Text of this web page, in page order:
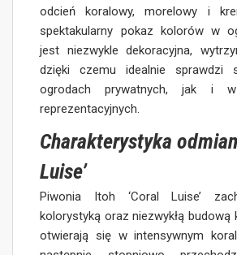
odcień koralowy, morelowy i
spektakularny pokaz kolorów w
jest niezwykle dekoracyjna,
dzięki czemu idealnie sprawdzi
ogrodach prywatnych, jak i w
reprezentacyjnych.
Charakterystyka
Luise’
Piwonia Itoh ‘Coral Luise’
kolorystyką oraz niezwykłą budową
otwierają się w intensywnym